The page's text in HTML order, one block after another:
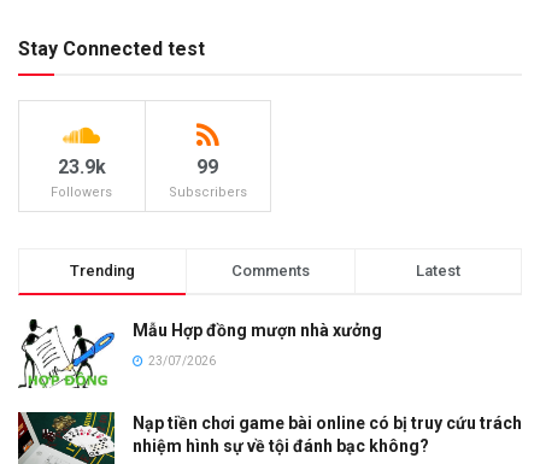
Stay Connected test
23.9k
Followers
99
Subscribers
Trending Comments Latest
Mẫu Hợp đồng mượn nhà xưởng
23/07/2026
Nạp tiền chơi game bài online có bị truy cứu trách
nhiệm hình sự về tội đánh bạc không?